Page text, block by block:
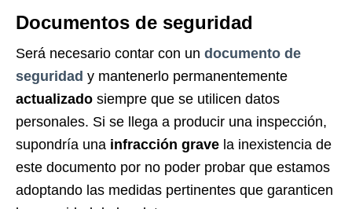
Documentos de seguridad
Será necesario contar con un documento de
seguridad y mantenerlo permanentemente
actualizado siempre que se utilicen datos
personales. Si se llega a producir una inspección,
supondría una infracción grave la inexistencia de
este documento por no poder probar que estamos
adoptando las medidas pertinentes que garanticen